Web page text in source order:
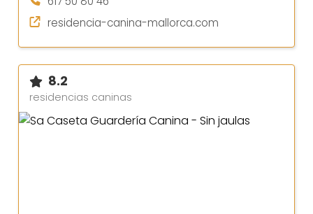
residencia-canina-mallorca.com
8.2
residencias caninas